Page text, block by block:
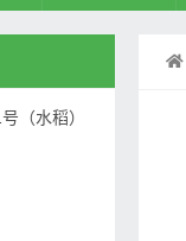
（水稻）